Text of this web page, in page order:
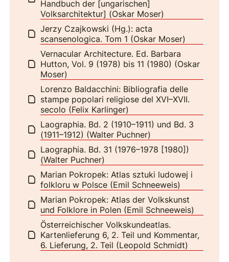
Handbuch der [ungarischen]
Volksarchitektur] (Oskar Moser)
Jerzy Czajkowski (Hg.): acta
scansenologica. Tom 1 (Oskar Moser)
Vernacular Architecture. Ed. Barbara
Hutton, Vol. 9 (1978) bis 11 (1980) (Oskar
Moser)
Lorenzo Baldacchini: Bibliografia delle
stampe popolari religiose del XVI–XVII.
secolo (Felix Karlinger)
Laographia. Bd. 2 (1910–1911) und Bd. 3
(1911–1912) (Walter Puchner)
Laographia. Bd. 31 (1976–1978 [1980])
(Walter Puchner)
Marian Pokropek: Atlas sztuki ludowej i
folkloru w Polsce (Emil Schneeweis)
Marian Pokropek: Atlas der Volkskunst
und Folklore in Polen (Emil Schneeweis)
Österreichischer Volkskundeatlas.
Kartenlieferung 6, 2. Teil und Kommentar,
6. Lieferung, 2. Teil (Leopold Schmidt)